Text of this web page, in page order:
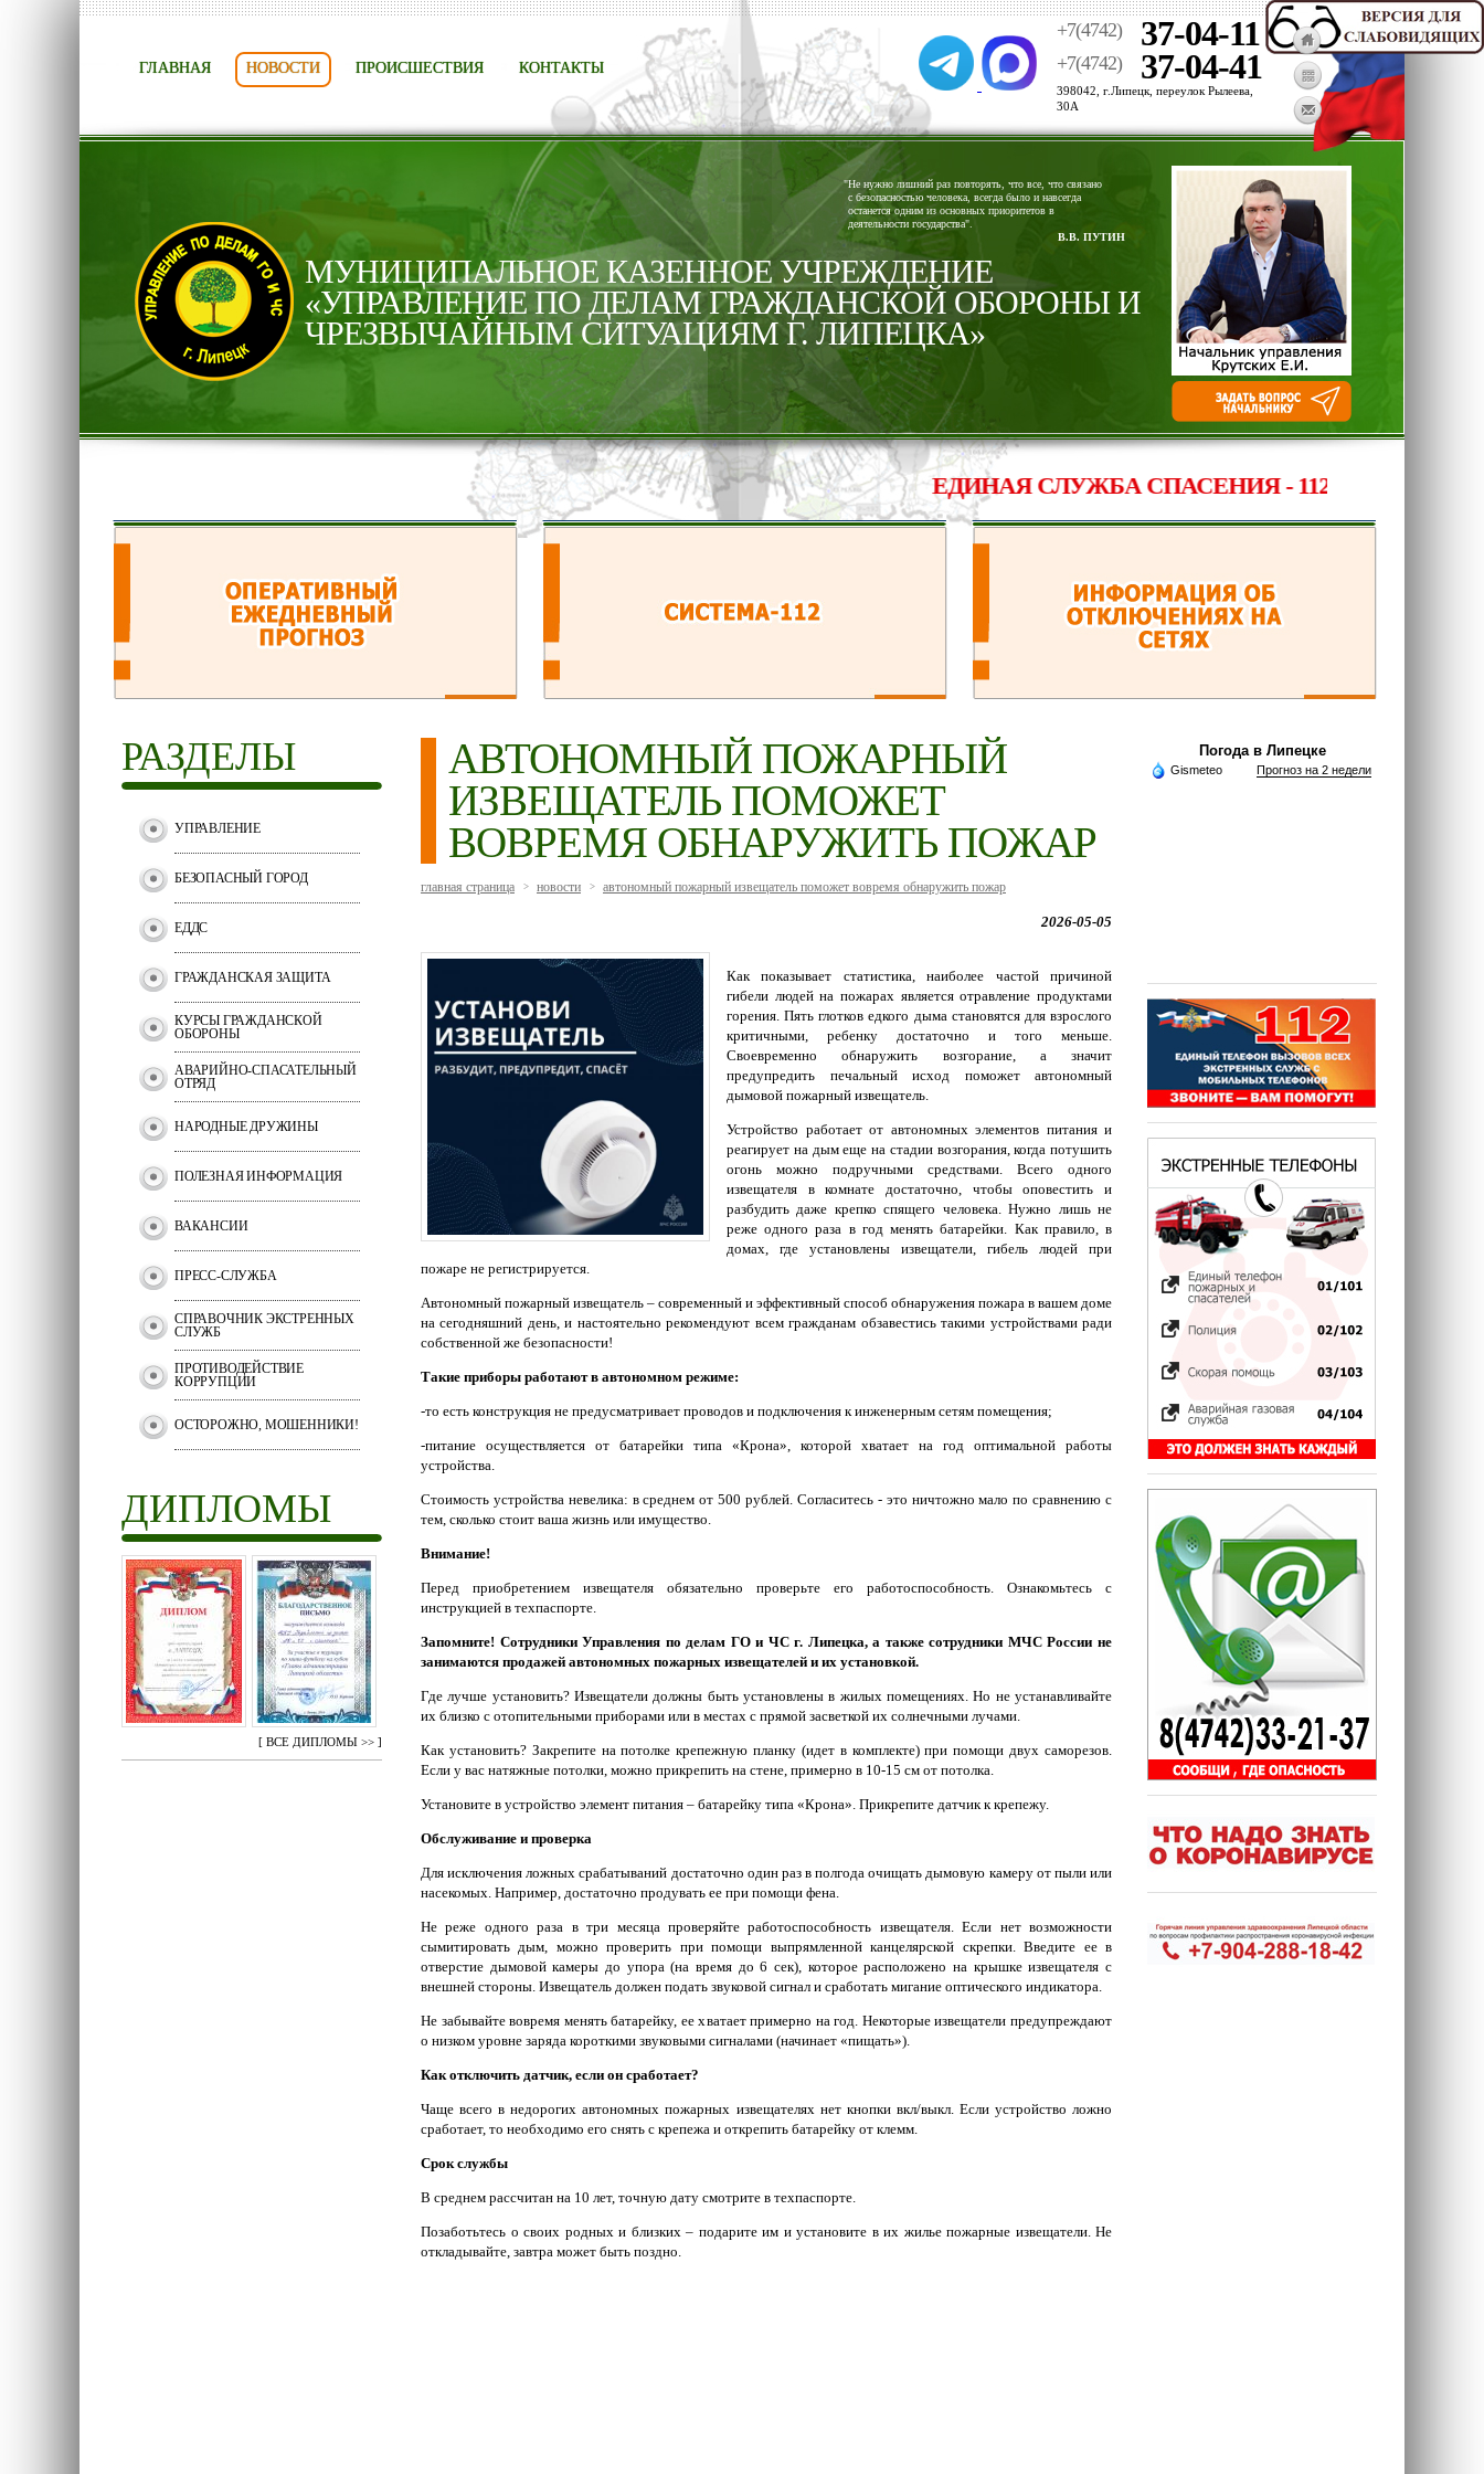
ГЛАВНАЯ НОВОСТИ ПРОИСШЕСТВИЯ КОНТАКТЫ
+7(4742) 37-04-11
+7(4742) 37-04-41
398042, г.Липецк, переулок Рылеева,
30А
"Не нужно лишний раз повторять, что все, что связано
с безопасностью человека, всегда было и навсегда
останется одним из основных приоритетов в
деятельности государства".
В.В. ПУТИН
МУНИЦИПАЛЬНОЕ КАЗЕННОЕ УЧРЕЖДЕНИЕ
«УПРАВЛЕНИЕ ПО ДЕЛАМ ГРАЖДАНСКОЙ ОБОРОНЫ И
ЧРЕЗВЫЧАЙНЫМ СИТУАЦИЯМ Г. ЛИПЕЦКА»
ЕДИНАЯ СЛУЖБА СПАСЕНИЯ - 112,
РАЗДЕЛЫ
УПРАВЛЕНИЕ
БЕЗОПАСНЫЙ ГОРОД
ЕДДС
ГРАЖДАНСКАЯ ЗАЩИТА
КУРСЫ ГРАЖДАНСКОЙ
ОБОРОНЫ
АВАРИЙНО-СПАСАТЕЛЬНЫЙ
ОТРЯД
НАРОДНЫЕ ДРУЖИНЫ
ПОЛЕЗНАЯ ИНФОРМАЦИЯ
ВАКАНСИИ
ПРЕСС-СЛУЖБА
СПРАВОЧНИК ЭКСТРЕННЫХ
СЛУЖБ
ПРОТИВОДЕЙСТВИЕ
КОРРУПЦИИ
ОСТОРОЖНО, МОШЕННИКИ!
ДИПЛОМЫ
[ ВСЕ ДИПЛОМЫ >> ]
АВТОНОМНЫЙ ПОЖАРНЫЙ
ИЗВЕЩАТЕЛЬ ПОМОЖЕТ
ВОВРЕМЯ ОБНАРУЖИТЬ ПОЖАР
главная страница > новости > автономный пожарный извещатель поможет вовремя обнаружить пожар
2026-05-05
Как показывает статистика, наиболее частой причиной
гибели людей на пожарах является отравление продуктами
горения. Пять глотков едкого дыма становятся для взрослого
критичными, ребенку достаточно и того меньше.
Своевременно обнаружить возгорание, а значит
предупредить печальный исход поможет автономный
дымовой пожарный извещатель.
Устройство работает от автономных элементов питания и
реагирует на дым еще на стадии возгорания, когда потушить
огонь можно подручными средствами. Всего одного
извещателя в комнате достаточно, чтобы оповестить и
разбудить даже крепко спящего человека. Нужно лишь не
реже одного раза в год менять батарейки. Как правило, в
домах, где установлены извещатели, гибель людей при
пожаре не регистрируется.
Автономный пожарный извещатель – современный и эффективный способ обнаружения пожара в вашем доме
на сегодняшний день, и настоятельно рекомендуют всем гражданам обзавестись такими устройствами ради
собственной же безопасности!
Такие приборы работают в автономном режиме:
-то есть конструкция не предусматривает проводов и подключения к инженерным сетям помещения;
-питание осуществляется от батарейки типа «Крона», которой хватает на год оптимальной работы
устройства.
Стоимость устройства невелика: в среднем от 500 рублей. Согласитесь - это ничтожно мало по сравнению с
тем, сколько стоит ваша жизнь или имущество.
Внимание!
Перед приобретением извещателя обязательно проверьте его работоспособность. Ознакомьтесь с
инструкцией в техпаспорте.
Запомните! Сотрудники Управления по делам ГО и ЧС г. Липецка, а также сотрудники МЧС России не
занимаются продажей автономных пожарных извещателей и их установкой.
Где лучше установить? Извещатели должны быть установлены в жилых помещениях. Но не устанавливайте
их близко с отопительными приборами или в местах с прямой засветкой их солнечными лучами.
Как установить? Закрепите на потолке крепежную планку (идет в комплекте) при помощи двух саморезов.
Если у вас натяжные потолки, можно прикрепить на стене, примерно в 10-15 см от потолка.
Установите в устройство элемент питания – батарейку типа «Крона». Прикрепите датчик к крепежу.
Обслуживание и проверка
Для исключения ложных срабатываний достаточно один раз в полгода очищать дымовую камеру от пыли или
насекомых. Например, достаточно продувать ее при помощи фена.
Не реже одного раза в три месяца проверяйте работоспособность извещателя. Если нет возможности
сымитировать дым, можно проверить при помощи выпрямленной канцелярской скрепки. Введите ее в
отверстие дымовой камеры до упора (на время до 6 сек), которое расположено на крышке извещателя с
внешней стороны. Извещатель должен подать звуковой сигнал и сработать мигание оптического индикатора.
Не забывайте вовремя менять батарейку, ее хватает примерно на год. Некоторые извещатели предупреждают
о низком уровне заряда короткими звуковыми сигналами (начинает «пищать»).
Как отключить датчик, если он сработает?
Чаще всего в недорогих автономных пожарных извещателях нет кнопки вкл/выкл. Если устройство ложно
сработает, то необходимо его снять с крепежа и открепить батарейку от клемм.
Срок службы
В среднем рассчитан на 10 лет, точную дату смотрите в техпаспорте.
Позаботьтесь о своих родных и близких – подарите им и установите в их жилье пожарные извещатели. Не
откладывайте, завтра может быть поздно.
Погода в Липецке
Gismeteo Прогноз на 2 недели